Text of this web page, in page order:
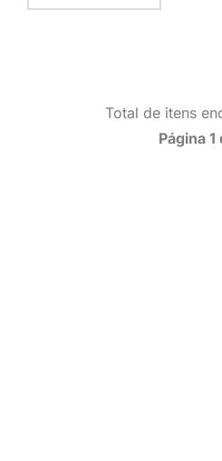
Total de itens
Página 1